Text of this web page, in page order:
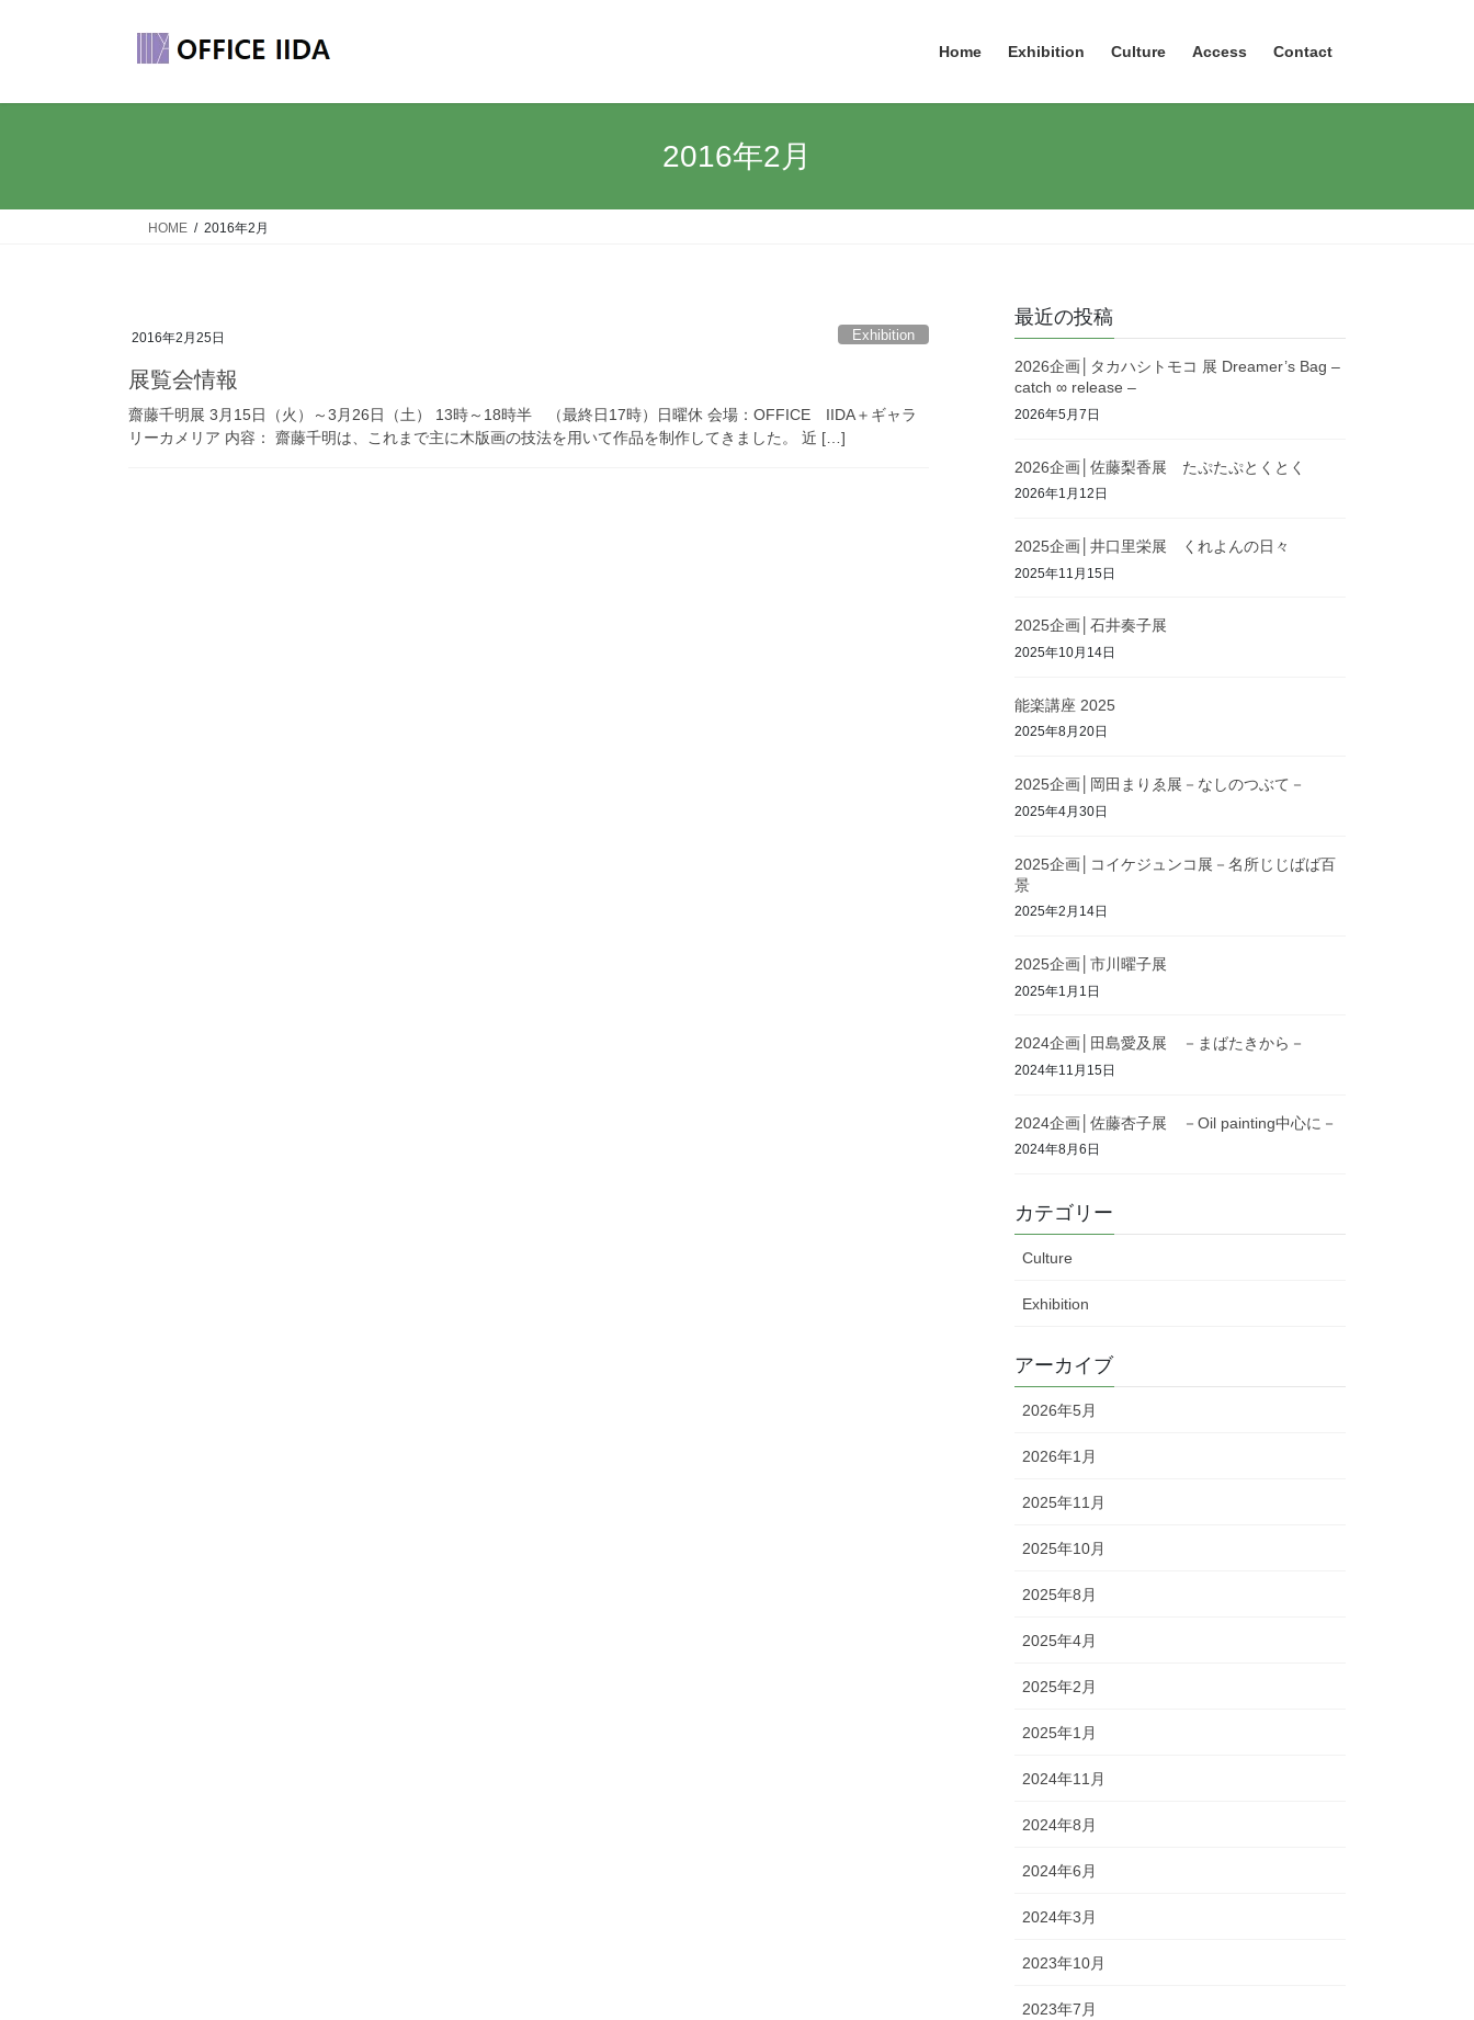
Home Exhibition Culture Access Contact
2016年2月
HOME 2016年2月
2016年2月25日 Exhibition
展覧会情報
齋藤千明展 3月15日（火）～3月26日（土） 13時～18時半 （最終日17時）日曜休 会場：OFFICE IIDA＋ギャラ
リーカメリア 内容： 齋藤千明は、これまで主に木版画の技法を用いて作品を制作してきました。 近 […]
最近の投稿
2026企画│タカハシトモコ 展 Dreamer’s Bag –
catch ∞ release –
2026年5月7日
2026企画│佐藤梨香展 たぷたぷとくとく
2026年1月12日
2025企画│井口里栄展 くれよんの日々
2025年11月15日
2025企画│石井奏子展
2025年10月14日
能楽講座 2025
2025年8月20日
2025企画│岡田まりゑ展－なしのつぶて－
2025年4月30日
2025企画│コイケジュンコ展－名所じじばば百
景
2025年2月14日
2025企画│市川曜子展
2025年1月1日
2024企画│田島愛及展 －まばたきから－
2024年11月15日
2024企画│佐藤杏子展 －Oil painting中心に－
2024年8月6日
カテゴリー
Culture
Exhibition
アーカイブ
2026年5月
2026年1月
2025年11月
2025年10月
2025年8月
2025年4月
2025年2月
2025年1月
2024年11月
2024年8月
2024年6月
2024年3月
2023年10月
2023年7月